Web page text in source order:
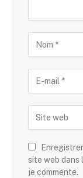
site web dans
je commente.